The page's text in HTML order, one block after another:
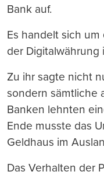
Bank auf.
Es handelt sich
der Digitalwährung
Zu ihr sagte nicht
sondern sämtliche
Banken lehnten
Ende musste das
Geldhaus im
Das Verhalten der